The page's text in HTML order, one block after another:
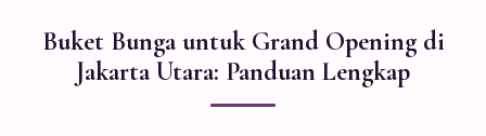
Buket Bunga untuk Grand Opening di
Jakarta Utara: Panduan Lengkap